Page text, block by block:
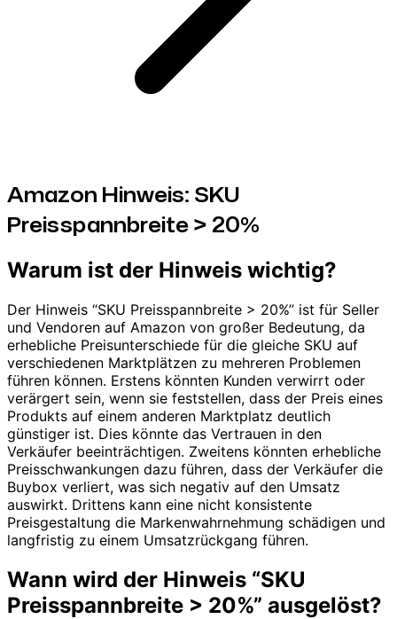
Amazon Hinweis: SKU
Preisspannbreite > 20%
Warum ist der Hinweis wichtig?
Der Hinweis “SKU Preisspannbreite > 20%” ist für Seller
und Vendoren auf Amazon von großer Bedeutung, da
erhebliche Preisunterschiede für die gleiche SKU auf
verschiedenen Marktplätzen zu mehreren Problemen
führen können. Erstens könnten Kunden verwirrt oder
verärgert sein, wenn sie feststellen, dass der Preis eines
Produkts auf einem anderen Marktplatz deutlich
günstiger ist. Dies könnte das Vertrauen in den
Verkäufer beeinträchtigen. Zweitens könnten erhebliche
Preisschwankungen dazu führen, dass der Verkäufer die
Buybox verliert, was sich negativ auf den Umsatz
auswirkt. Drittens kann eine nicht konsistente
Preisgestaltung die Markenwahrnehmung schädigen und
langfristig zu einem Umsatzrückgang führen.
Wann wird der Hinweis “SKU
Preisspannbreite > 20%” ausgelöst?